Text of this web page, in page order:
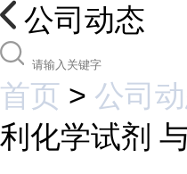
公司动态
首页 > 公司
利化学试剂